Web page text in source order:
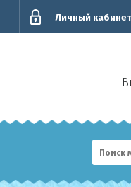
Личный кабинет